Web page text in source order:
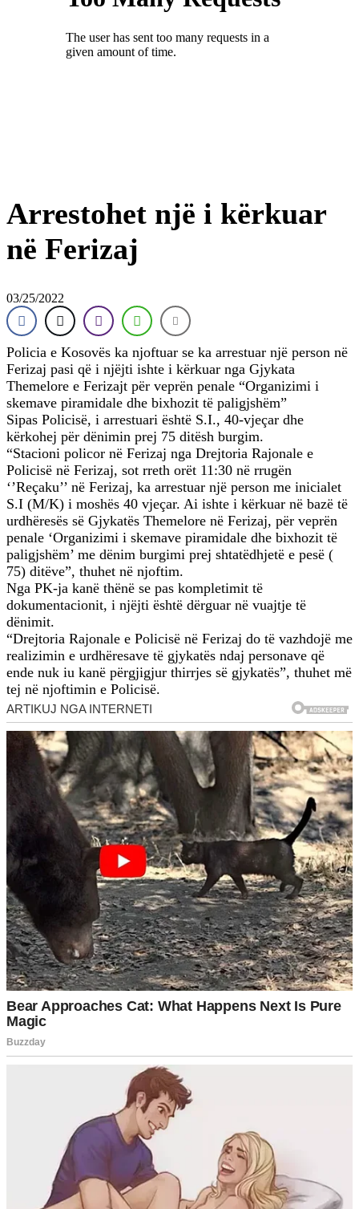
Arrestohet një i kërkuar
në Ferizaj
03/25/2022
Policia e Kosovës ka njoftuar se ka arrestuar një person në
Ferizaj pasi që i njëjti ishte i kërkuar nga Gjykata
Themelore e Ferizajt për veprën penale “Organizimi i
skemave piramidale dhe bixhozit të paligjshëm”
Sipas Policisë, i arrestuari është S.I., 40-vjeçar dhe
kërkohej për dënimin prej 75 ditësh burgim.
“Stacioni policor në Ferizaj nga Drejtoria Rajonale e
Policisë në Ferizaj, sot rreth orët 11:30 në rrugën
‘’Reçaku’’ në Ferizaj, ka arrestuar një person me inicialet
S.I (M/K) i moshës 40 vjeçar. Ai ishte i kërkuar në bazë të
urdhëresës së Gjykatës Themelore në Ferizaj, për veprën
penale ‘Organizimi i skemave piramidale dhe bixhozit të
paligjshëm’ me dënim burgimi prej shtatëdhjetë e pesë (
75) ditëve”, thuhet në njoftim.
Nga PK-ja kanë thënë se pas kompletimit të
dokumentacionit, i njëjti është dërguar në vuajtje të
dënimit.
“Drejtoria Rajonale e Policisë në Ferizaj do të vazhdojë me
realizimin e urdhëresave të gjykatës ndaj personave që
ende nuk iu kanë përgjigjur thirrjes së gjykatës”, thuhet më
tej në njoftimin e Policisë.